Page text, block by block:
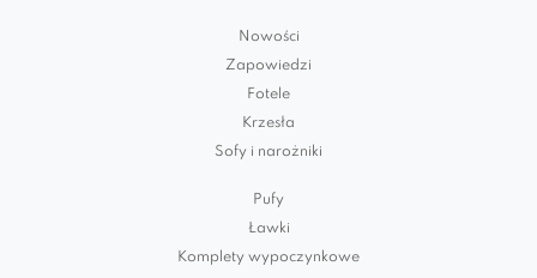
Nowości
Zapowiedzi
Fotele
Krzesła
Sofy i narożniki
Pufy
Ławki
Komplety wypoczynkowe